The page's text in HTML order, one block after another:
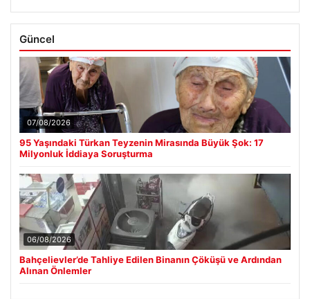
Güncel
07/08/2026
95 Yaşındaki Türkan Teyzenin Mirasında Büyük Şok: 17
Milyonluk İddiaya Soruşturma
06/08/2026
Bahçelievler’de Tahliye Edilen Binanın Çöküşü ve Ardından
Alınan Önlemler